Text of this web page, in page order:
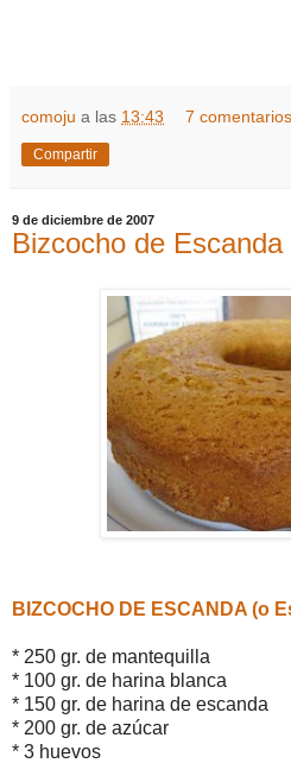
comoju a las 13:43 7
Compartir
9 de diciembre de 2007
Bizcocho de
BIZCOCHO DE ESCANDA (o
* 250 gr. de mantequilla
* 100 gr. de harina blanca
* 150 gr. de harina de escanda
* 200 gr. de azúcar
* 3 huevos